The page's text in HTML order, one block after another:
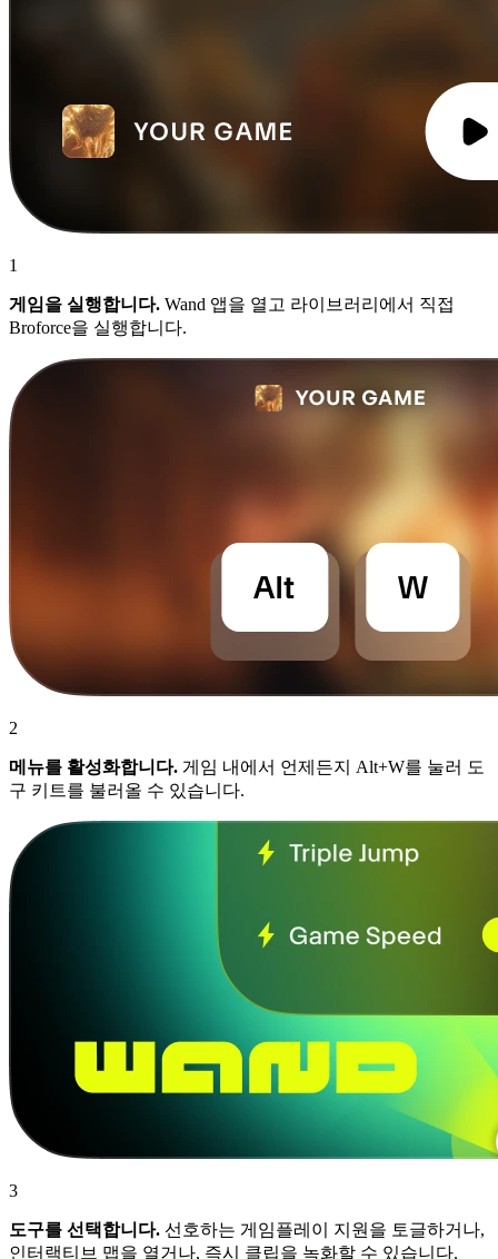
1
게임을 실행합니다. Wand 앱을 열고 라이브러리에서 직접
Broforce을 실행합니다.
2
메뉴를 활성화합니다. 게임 내에서 언제든지 Alt+W를 눌러 도
구 키트를 불러올 수 있습니다.
3
도구를 선택합니다. 선호하는 게임플레이 지원을 토글하거나,
인터랙티브 맵을 열거나, 즉시 클립을 녹화할 수 있습니다.